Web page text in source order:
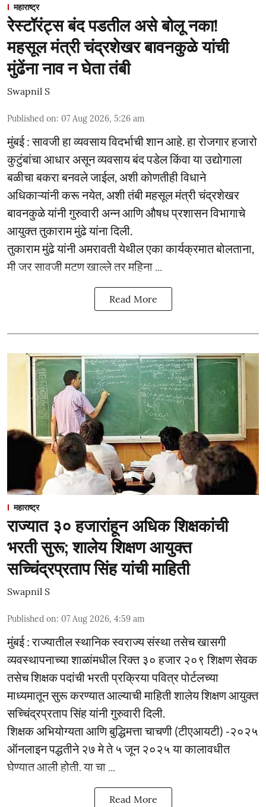
महाराष्ट्र
रेस्टॉरंट्स बंद पडतील असे बोलू नका!
महसूल मंत्री चंद्रशेखर बावनकुळे यांची
मुंढेंना नाव न घेता तंबी
Swapnil S
Published on: 07 Aug 2026, 5:26 am
मुंबई : सावजी हा व्यवसाय विदर्भाची शान आहे. हा रोजगार हजारो
कुटुंबांचा आधार असून व्यवसाय बंद पडेल किंवा या उद्योगाला
बळीचा बकरा बनवले जाईल, अशी कोणतीही विधाने
अधिकाऱ्यांनी करू नयेत, अशी तंबी महसूल मंत्री चंद्रशेखर
बावनकुळे यांनी गुरुवारी अन्न आणि औषध प्रशासन विभागाचे
आयुक्त तुकाराम मुंढे यांना दिली.
तुकाराम मुंढे यांनी अमरावती येथील एका कार्यक्रमात बोलताना,
मी जर सावजी मटण खाल्ले तर महिना ...
Read More
महाराष्ट्र
राज्यात ३० हजारांहून अधिक शिक्षकांची
भरती सुरू; शालेय शिक्षण आयुक्त
सच्चिंद्रप्रताप सिंह यांची माहिती
Swapnil S
Published on: 07 Aug 2026, 4:59 am
मुंबई : राज्यातील स्थानिक स्वराज्य संस्था तसेच खासगी
व्यवस्थापनाच्या शाळांमधील रिक्त ३० हजार २०९ शिक्षण सेवक
तसेच शिक्षक पदांची भरती प्रक्रिया पवित्र पोर्टलच्या
माध्यमातून सुरू करण्यात आल्याची माहिती शालेय शिक्षण आयुक्त
सच्चिंद्रप्रताप सिंह यांनी गुरुवारी दिली.
शिक्षक अभियोग्यता आणि बुद्धिमत्ता चाचणी (टीएआयटी) -२०२५
ऑनलाइन पद्धतीने २७ मे ते ५ जून २०२५ या कालावधीत
घेण्यात आली होती. या चा ...
Read More